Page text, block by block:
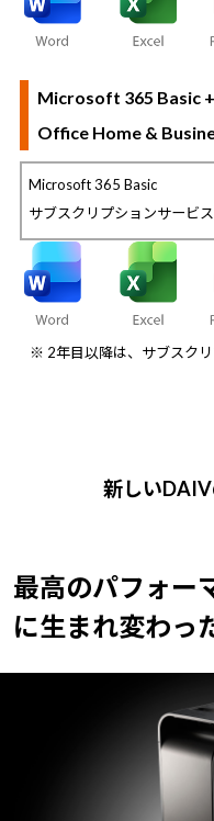
Microsoft 365 Basic +
Office Home &
Microsoft 365 Basic
サブスクリプションサービス
※ 2年目以降は、サブスク
新しい
最高のパフォー
に生まれ変わっ